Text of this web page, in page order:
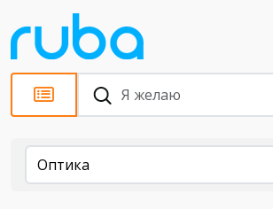
Каталог
Оптика